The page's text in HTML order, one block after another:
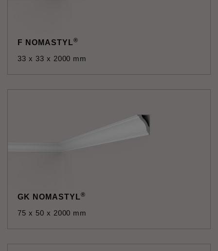
F NOMASTYL®
33 x 33 x 2000 mm
GK NOMASTYL®
75 x 50 x 2000 mm